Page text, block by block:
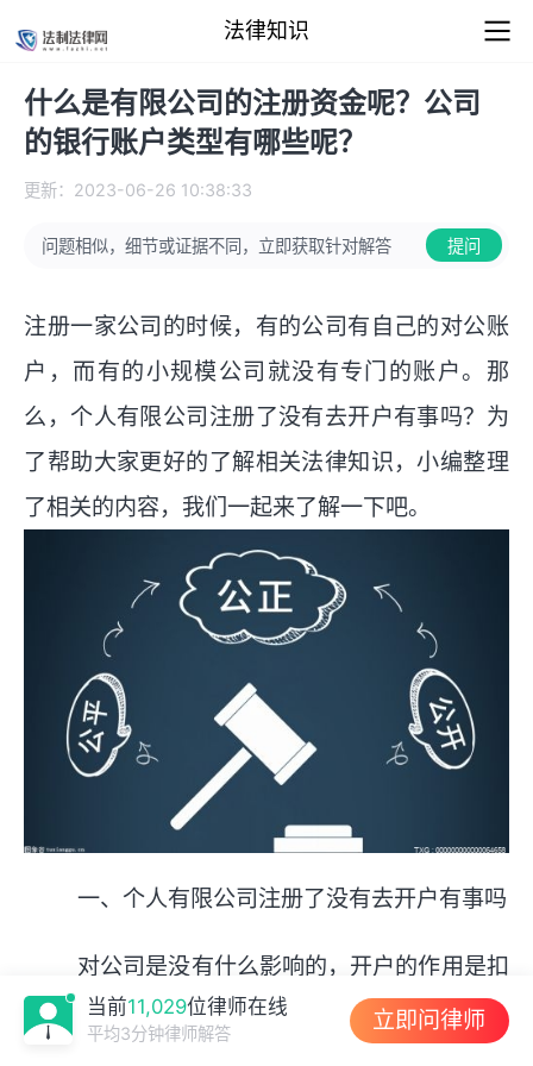
法律知识
什么是有限公司的注册资金呢？公司
的银行账户类型有哪些呢？
更新：2023-06-26 10:38:33
问题相似，细节或证据不同，立即获取针对解答 提问
注册一家公司的时候，有的公司有自己的对公账
户，而有的小规模公司就没有专门的账户。那
么，个人有限公司注册了没有去开户有事吗？为
了帮助大家更好的了解相关法律知识，小编整理
了相关的内容，我们一起来了解一下吧。
一、个人有限公司注册了没有去开户有事吗
对公司是没有什么影响的，开户的作用是扣
社保、扣税、入驻一些电商平台。公司的银行账
当前11,029位律师在线
平均3分钟律师解答 立即问律师